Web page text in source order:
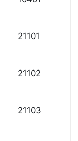
21101
21102
21103